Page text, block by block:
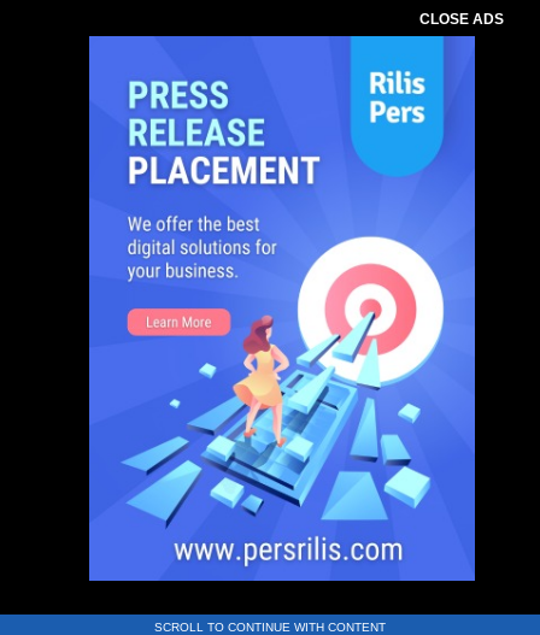
CLOSE ADS
SCROLL TO CONTINUE WITH CONTENT